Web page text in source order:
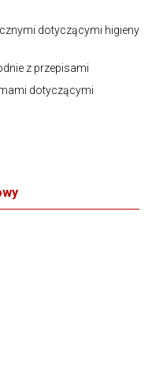
dotyczącymi higieny
z przepisami
dotyczącymi